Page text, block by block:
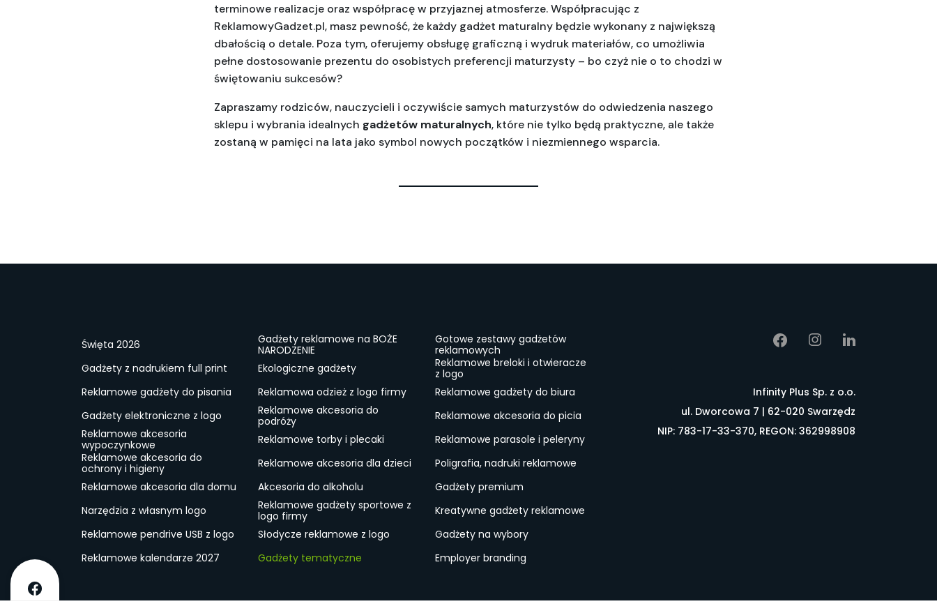
terminowe realizacje oraz współpracę w przyjaznej atmosferze. Współpracując z
ReklamowyGadzet.pl, masz pewność, że każdy gadżet maturalny będzie wykonany z największą
dbałością o detale. Poza tym, oferujemy obsługę graficzną i wydruk materiałów, co umożliwia
pełne dostosowanie prezentu do osobistych preferencji maturzysty – bo czyż nie o to chodzi w
świętowaniu sukcesów?
Zapraszamy rodziców, nauczycieli i oczywiście samych maturzystów do odwiedzenia naszego
sklepu i wybrania idealnych gadżetów maturalnych, które nie tylko będą praktyczne, ale także
zostaną w pamięci na lata jako symbol nowych początków i niezmiennego wsparcia.
Święta 2026
Gadżety reklamowe na BOŻE
NARODZENIE
Gotowe zestawy gadżetów
reklamowych
Gadżety z nadrukiem full print
Ekologiczne gadżety
Reklamowe breloki i otwieracze
z logo
Reklamowe gadżety do pisania
Reklamowa odzież z logo firmy
Reklamowe gadżety do biura
Gadżety elektroniczne z logo
Reklamowe akcesoria do
podróży
Reklamowe akcesoria do picia
Reklamowe akcesoria
wypoczynkowe
Reklamowe torby i plecaki
Reklamowe parasole i peleryny
Reklamowe akcesoria do
ochrony i higieny
Reklamowe akcesoria dla dzieci
Poligrafia, nadruki reklamowe
Reklamowe akcesoria dla domu
Akcesoria do alkoholu
Gadżety premium
Narzędzia z własnym logo
Reklamowe gadżety sportowe z
logo firmy
Kreatywne gadżety reklamowe
Reklamowe pendrive USB z logo
Słodycze reklamowe z logo
Gadżety na wybory
Reklamowe kalendarze 2027
Gadżety tematyczne Employer branding
Infinity Plus Sp. z o.o.
ul. Dworcowa 7 | 62-020 Swarzędz
NIP: 783-17-33-370, REGON: 362998908